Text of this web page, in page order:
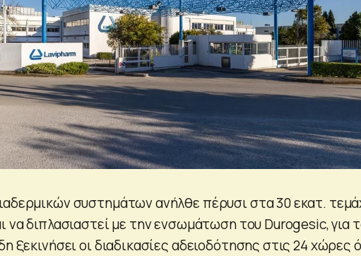
συστημάτων ανήλθε πέρυσι στα 30 εκατ.
να διπλασιαστεί με την ενσωμάτωση του Durogesic, για
ξεκινήσει οι διαδικασίες αδειοδότησης στις 24 χώρες